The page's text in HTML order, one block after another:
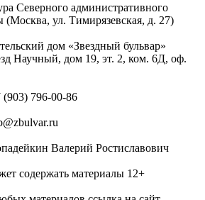
Северного административного
(Москва, ул. Тимирязевская, д. 27)
дом «Звездный бульвар»
Научный, дом 19, эт. 2, ком. 6Д, оф.
796-00-86
Валерий Ростиславович
содержать материалы 12+